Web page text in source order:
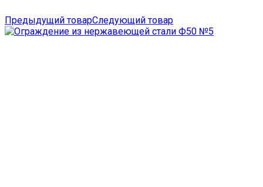
Предыдущий товарСледующий товар